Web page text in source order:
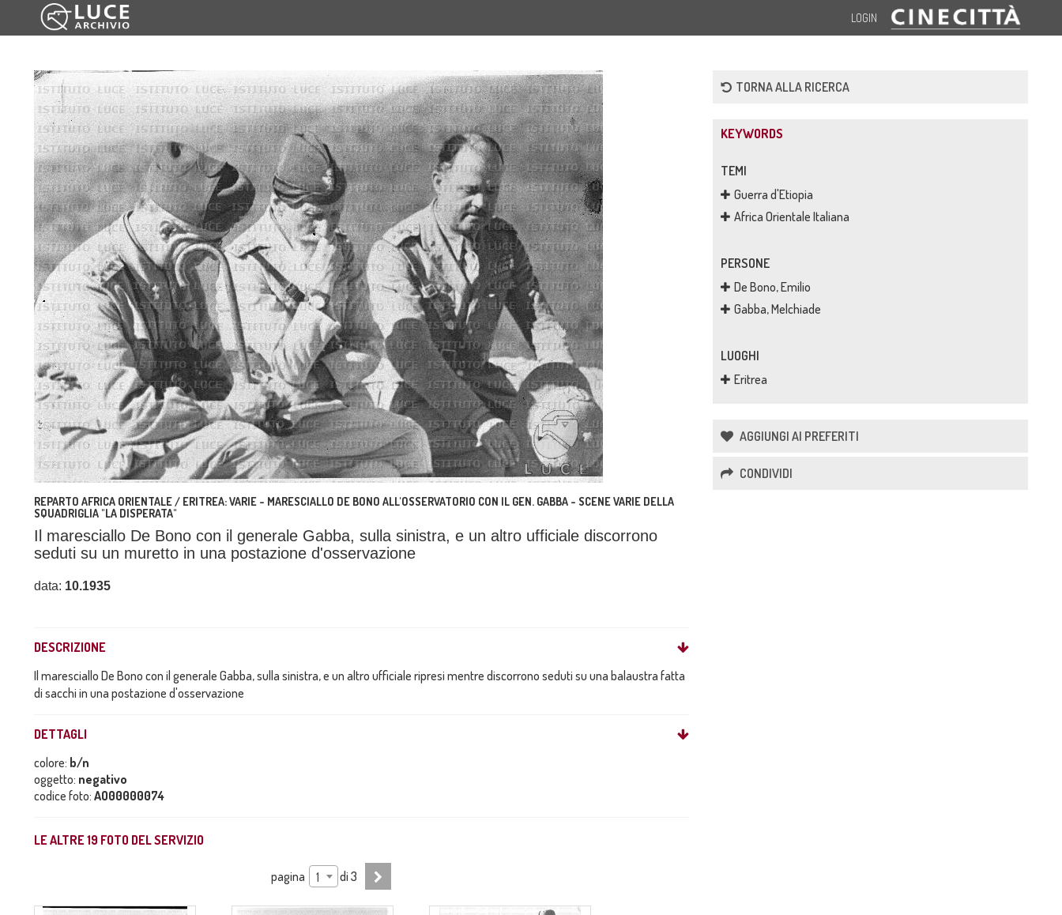
LOGIN
REPARTO AFRICA ORIENTALE / ERITREA: VARIE - MARESCIALLO DE BONO ALL'OSSERVATORIO CON IL GEN. GABBA - SCENE VARIE DELLA
SQUADRIGLIA "LA DISPERATA"
Il maresciallo De Bono con il generale Gabba, sulla sinistra, e un altro ufficiale discorrono
seduti su un muretto in una postazione d'osservazione
data: 10.1935
DESCRIZIONE
Il maresciallo De Bono con il generale Gabba, sulla sinistra, e un altro ufficiale ripresi mentre discorrono seduti su una balaustra fatta
di sacchi in una postazione d'osservazione
DETTAGLI
colore: b/n
oggetto: negativo
codice foto: AO00000074
LE ALTRE19 FOTO DEL SERVIZIO
pagina 1 di3
TORNA ALLA RICERCA
KEYWORDS
TEMI
Guerra d'Etiopia
Africa Orientale Italiana
PERSONE
De Bono, Emilio
Gabba, Melchiade
LUOGHI
Eritrea
AGGIUNGI AI PREFERITI
CONDIVIDI